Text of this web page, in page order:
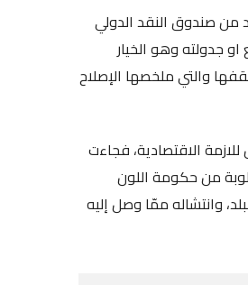
من صندوق النقد الدولي
او جدولته وهو الخيار
والتي ملخصها الإصلاح
الاقتصادية، فجاءت
من حكومة اللون
وانتشاله ممّا وصل إليه